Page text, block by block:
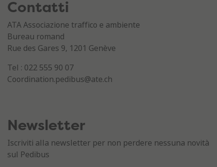
Contatti
ATA Associazione traffico e ambiente
Bureau romand
Rue des Gares 9, 1201 Genève
Tel : 022 555 90 07
Coordination.pedibus@ate.ch
Newsletter
Iscriviti alla newsletter per non perdere nessuna novità
sul Pedibus